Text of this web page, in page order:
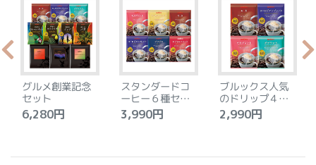
グルメ創業記念
セット
6,280円
スタンダードコ
ーヒー６種セッ
ト
3,990円
ブルックス人気
のドリップ４種
セット
2,990円